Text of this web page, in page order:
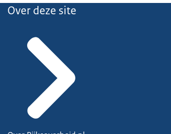
Over deze site